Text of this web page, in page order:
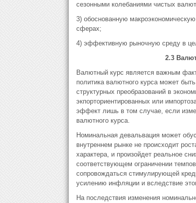
сезонными колебаниями чистых
3) обоснованную
сферах;
4) эффективную рыночную среду в
2.3
Валютный курс является важным
политика валютного курса может
структурных преобразований в
экпорториентированных или
эффект лишь в том случае, если
валютного курса.
Номинальная девальвация может
внутреннем рынке не происходит
характера, и произойдет реальное
соответствующем ограничении
сопровождаться стимулирующей
усилению инфляции и вследствие
На последствия изменения